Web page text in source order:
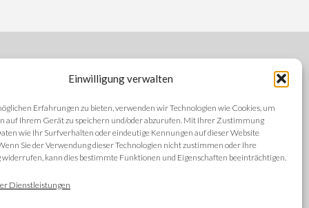
Einwilligung verwalten
Erfahrungen zu bieten, verwenden wir Technologien wie Cookies, um
auf Ihrem Gerät zu speichern und/oder abzurufen. Mit Ihrer Zustimmung
wie Ihr Surfverhalten oder eindeutige Kennungen auf dieser Website
Sie der Verwendung dieser Technologien nicht zustimmen oder Ihre
kann dies bestimmte Funktionen und Eigenschaften beeinträchtigen.
Dienstleistungen